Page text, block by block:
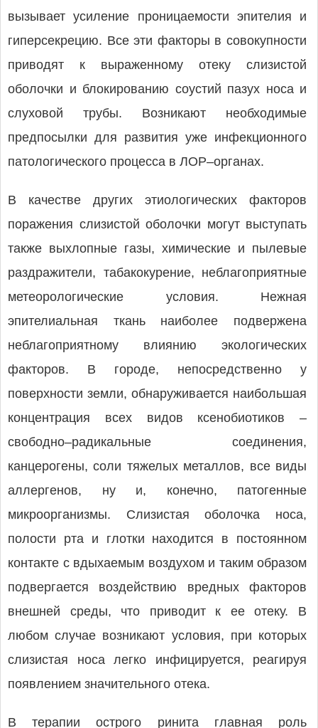
вызывает усиление проницаемости эпителия и
гиперсекрецию. Все эти факторы в совокупности
приводят к выраженному отеку слизистой
оболочки и блокированию соустий пазух носа и
слуховой трубы. Возникают необходимые
предпосылки для развития уже инфекционного
патологического процесса в ЛОР–органах.
В качестве других этиологических факторов
поражения слизистой оболочки могут выступать
также выхлопные газы, химические и пылевые
раздражители, табакокурение, неблагоприятные
ме­тео­рологические условия. Нежная
эпителиальная ткань наиболее подвержена
неблагоприятному ­влиянию экологических
факторов. В городе, непосредственно у
поверхности земли, обнаруживается наибольшая
концентрация всех видов ксенобиотиков –
свободно–радикальные соединения,
канцерогены, соли тяжелых металлов, все виды
аллергенов, ну и, конечно, патогенные
микроорганизмы. Слизистая оболочка носа,
полости рта и глотки находится в постоянном
контакте с вдыхаемым воздухом и таким образом
подвергается воздействию вредных факторов
внешней среды, что приводит к ее отеку. В
любом случае возникают условия, при которых
слизистая носа легко инфицируется, реагируя
появлением значительного отека.
В терапии острого ринита главная роль